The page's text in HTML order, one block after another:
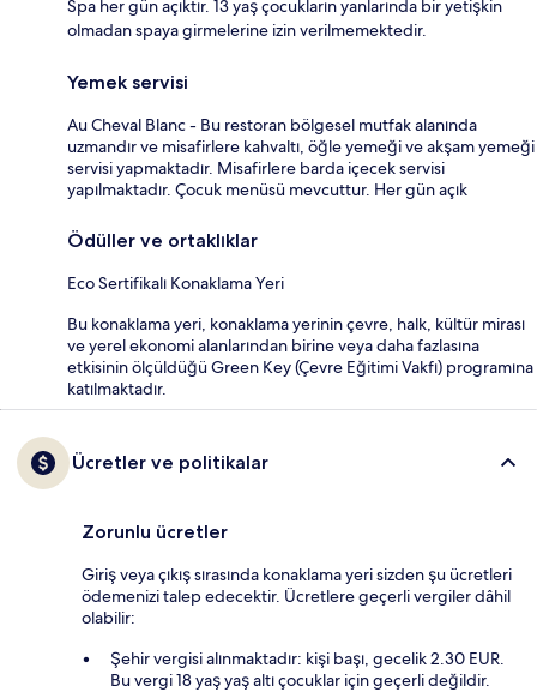
Spa her gün açıktır. 13 yaş çocukların yanlarında bir yetişkin
olmadan spaya girmelerine izin verilmemektedir.
Yemek servisi
Au Cheval Blanc - Bu restoran bölgesel mutfak alanında
uzmandır ve misafirlere kahvaltı, öğle yemeği ve akşam yemeği
servisi yapmaktadır. Misafirlere barda içecek servisi
yapılmaktadır. Çocuk menüsü mevcuttur. Her gün açık
Ödüller ve ortaklıklar
Eco Sertifikalı Konaklama Yeri
Bu konaklama yeri, konaklama yerinin çevre, halk, kültür mirası
ve yerel ekonomi alanlarından birine veya daha fazlasına
etkisinin ölçüldüğü Green Key (Çevre Eğitimi Vakfı) programına
katılmaktadır.
Ücretler ve politikalar
Zorunlu ücretler
Giriş veya çıkış sırasında konaklama yeri sizden şu ücretleri
ödemenizi talep edecektir. Ücretlere geçerli vergiler dâhil
olabilir:
Şehir vergisi alınmaktadır: kişi başı, gecelik 2.30 EUR.
Bu vergi 18 yaş yaş altı çocuklar için geçerli değildir.